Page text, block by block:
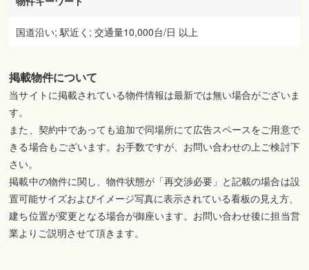
国道沿い; 駅近く; 交通量10,000台/日 以上
掲載物件について
当サイトに掲載されている物件情報は最新では無い場合がございま
す。
また、契約中であっても追加で同場所にて広告スペースをご用意で
きる場合もございます。お手数ですが、お問い合わせの上ご検討下
さい。
掲載中の物件に関し、物件状態が「再交渉必要」と記載の場合は設
置可能サイズおよびイメージ写真に表示されている看板の見え方、
建ち位置が変更となる場合が御座います。お問い合わせ後に担当営
業よりご説明させて頂きます。